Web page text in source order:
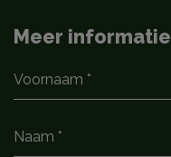
Meer informatie